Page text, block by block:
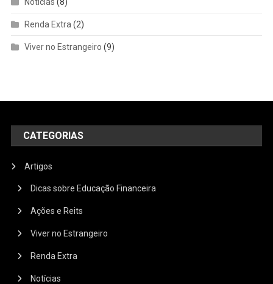
Renda Extra (2)
Viver no Estrangeiro (9)
CATEGORIAS
Artigos
Dicas sobre Educação Financeira
Ações e Reits
Viver no Estrangeiro
Renda Extra
Notícias